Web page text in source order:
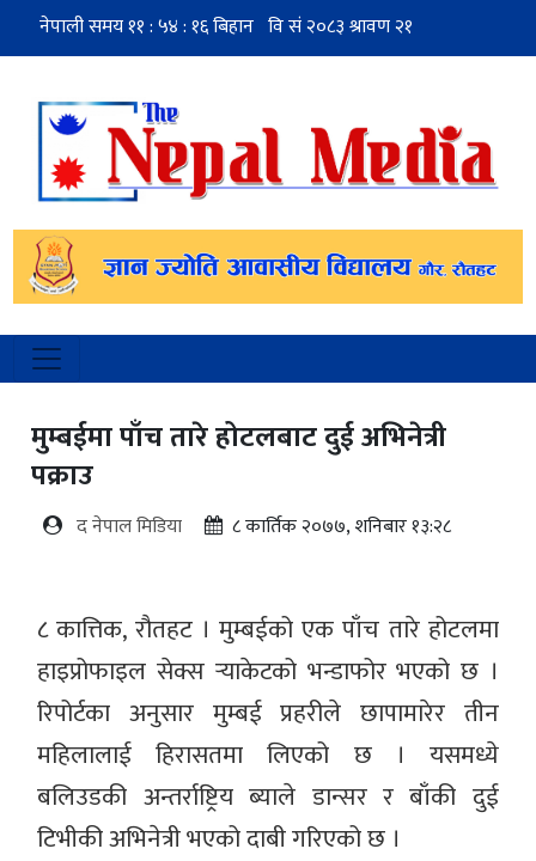
मुम्बईमा पाँच तारे होटलबाट दुई अभिनेत्री
पक्राउ
द नेपाल मिडिया ८ कार्तिक २०७७, शनिबार १३:२८
८ कात्तिक, रौतहट । मुम्बईको एक पाँच तारे होटलमा
हाइप्रोफाइल सेक्स र्‍याकेटको भन्डाफोर भएको छ ।
रिपोर्टका अनुसार मुम्बई प्रहरीले छापामारेर तीन
महिलालाई हिरासतमा लिएको छ । यसमध्ये
बलिउडकी अन्तर्राष्ट्रिय ब्याले डान्सर र बाँकी दुई
टिभीकी अभिनेत्री भएको दाबी गरिएको छ ।